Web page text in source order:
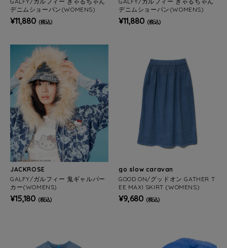
デニムショーパン(WOMENS)
¥11,880 (税込)
デニムショーパン(WOMENS)
¥11,880 (税込)
JACKROSE
GALFY/ガルフィー 鬼ギャルパー
カー(WOMENS)
¥15,180 (税込)
go slow caravan
GOOD ON/グッドオン GATHER T
EE MAXI SKIRT (WOMENS)
¥9,680 (税込)